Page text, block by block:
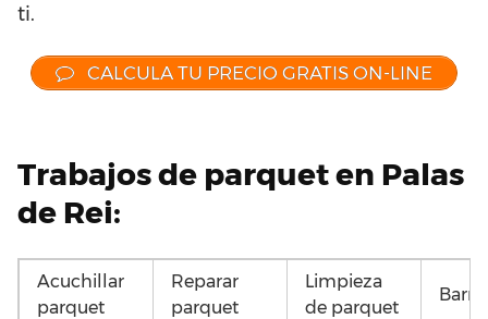
ti.
CALCULA TU PRECIO GRATIS ON-LINE
Trabajos de parquet en Palas
de Rei:
Acuchillar
parquet
Reparar
parquet
Limpieza
de parquet